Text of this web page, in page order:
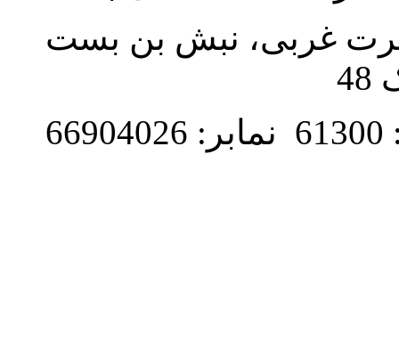
غربی، نبش بن بست